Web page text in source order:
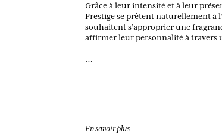
Grâce à leur intensité et à leur
Prestige se prêtent naturellement à
souhaitent s’approprier une
affirmer leur personnalité à travers
En savoir plus